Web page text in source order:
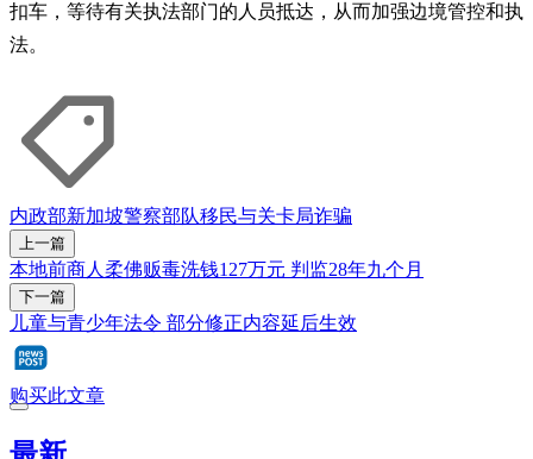
扣车，等待有关执法部门的人员抵达，从而加强边境管控和执
法。
内政部新加坡警察部队移民与关卡局诈骗
上一篇
本地前商人柔佛贩毒洗钱127万元 判监28年九个月
下一篇
儿童与青少年法令 部分修正内容延后生效
购买此文章